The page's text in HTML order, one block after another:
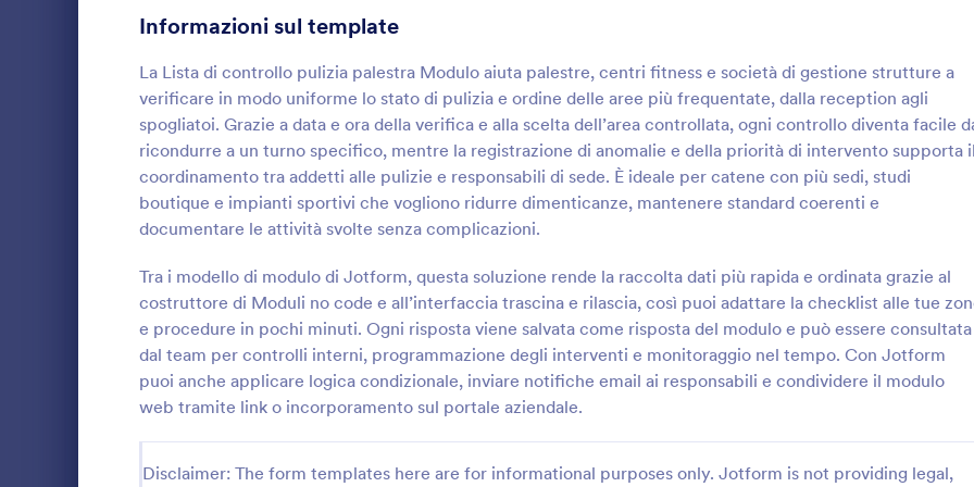
Informazioni sul template
La Lista di controllo pulizia palestra Modulo aiuta palestre, centri fitness e società di gestione strutture a
verificare in modo uniforme lo stato di pulizia e ordine delle aree più frequentate, dalla reception agli
spogliatoi. Grazie a data e ora della verifica e alla scelta dell’area controllata, ogni controllo diventa facile
ricondurre a un turno specifico, mentre la registrazione di anomalie e della priorità di intervento supporta il
coordinamento tra addetti alle pulizie e responsabili di sede. È ideale per catene con più sedi, studi
boutique e impianti sportivi che vogliono ridurre dimenticanze, mantenere standard coerenti e
documentare le attività svolte senza complicazioni.
Tra i modello di modulo di Jotform, questa soluzione rende la raccolta dati più rapida e ordinata grazie al
costruttore di Moduli no code e all’interfaccia trascina e rilascia, così puoi adattare la checklist alle tue
e procedure in pochi minuti. Ogni risposta viene salvata come risposta del modulo e può essere consultata
dal team per controlli interni, programmazione degli interventi e monitoraggio nel tempo. Con Jotform
puoi anche applicare logica condizionale, inviare notifiche email ai responsabili e condividere il modulo
web tramite link o incorporamento sul portale aziendale.
Disclaimer: The form templates here are for informational purposes only. Jotform is not providing legal,
Registro Di Pulizia E Disinfezione Modulo
Registra e archivia gli interventi con il
disinfezione Form, utile per imprese di
pulizie, uffici e strutture operative che
vogliono gestire la raccolta dati e le risposte
in modo ordinato con Jotform.
Go to Category:
Moduli per Servizi di Pulizie
Usa Template
:
Gestisci le verifiche di fine turno
Checklist di revisione per la
ristorante Form, utile a ristoranti
standardizzare la chiusura,
controlli e note, e migliorare
l’organizzazione del team.
Go to Category:
Moduli Liste di Controllo
Usa Template
Moduli di Iscrizione 56
Moduli Riassunto 5
Moduli di Approvazione 85
Moduli di valutazione 132
Moduli di Presenza 16
Revisione 48
Moduli di autorizzazione 117
Moduli Premiazione 8